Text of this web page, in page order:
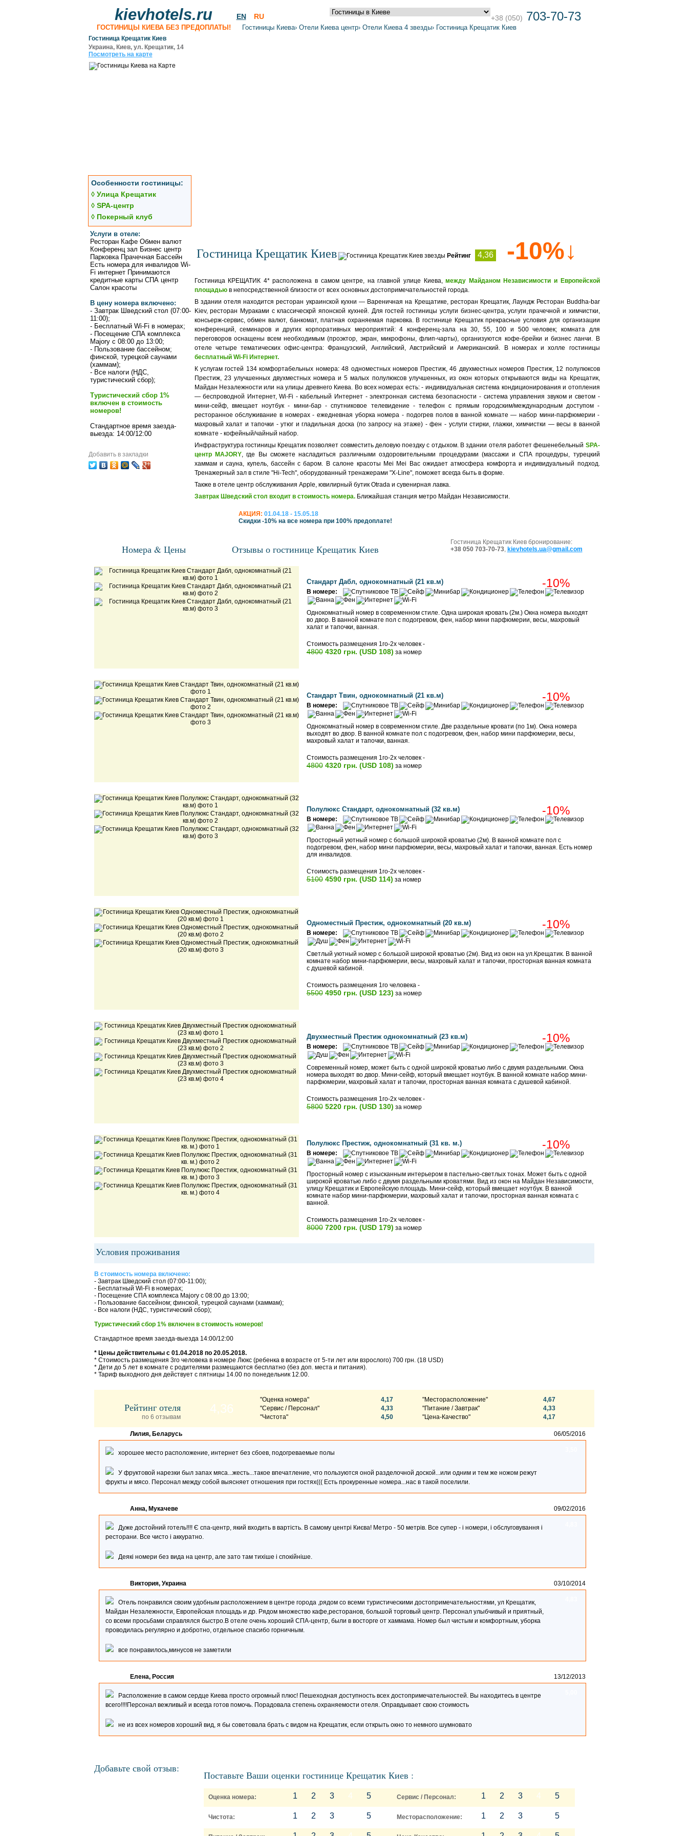
kievhotels.ru EN RU +38 (050) 703-70-73
ГОСТИНИЦЫ КИЕВА БЕЗ ПРЕДОПЛАТЫ! Гостиницы Киева› Отели Киева центр› Отели Киева 4 звезды› Гостиница Крещатик Киев
Гостиница Крещатик Киев
Украина, Киев, ул. Крещатик, 14
Посмотреть на карте
Особенности гостиницы:
◊ Улица Крещатик
◊ SPA-центр
◊ Покерный клуб
Услуги в отеле:
Ресторан Кафе Обмен валют
Конференц зал Бизнес центр
Парковка Прачечная Бассейн
Есть номера для инвалидов Wi-
Fi интернет Принимаются
кредитные карты СПА центр
Салон красоты
В цену номера включено:
- Завтрак Шведский стол (07:00-
11:00);
- Бесплатный Wi-Fi в номерах;
- Посещение СПА комплекса
Majory с 08:00 до 13:00;
- Пользование бассейном;
финской, турецкой саунами
(хаммам);
- Все налоги (НДС,
туристический сбор);
Туристический сбор 1%
включен в стоимость
номеров!
Стандартное время заезда-
выезда: 14:00/12:00
Добавить в закладки
Гостиница Крещатик Киев Рейтинг 4,36 -10%↓
Гостиница КРЕЩАТИК 4* расположена в самом центре, на главной улице Киева,между Майданом Независимости и Европейской
площадьюв непосредственной близости от всех основных достопримечательностей города.
В здании отеля находится ресторан украинской кухни — Вареничная на Крещатике, ресторан Крещатик, Лаундж Ресторан Buddha-bar
Kiev, ресторан Мураками с классическрй японской кухней. Для гостей гостиницы услуги бизнес-центра, услуги прачечной и химчистки,
консьерж-сервис, обмен валют, банкомат, платная охраняемая парковка. В гостинице Крещатик прекрасные условия для организации
конференций, семинаров и других корпоративных мероприятий: 4 конференц-зала на 30, 55, 100 и 500 человек; комната для
переговоров оснащены всем необходимым (проэктор, экран, микрофоны, флип-чарты), организуются кофе-брейки и бизнес ланчи. В
отеле четыре тематических офис-центра: Французский, Английский, Австрийский и Американский. В номерах и холле гостиницы
бесплатный Wi-Fi Интернет.
К услугам гостей 134 комфортабельных номера: 48 одноместных номеров Престиж, 46 двухместных номеров Престиж, 12 полулюксов
Престиж, 23 улучшенных двухместных номера и 5 малых полулюксов улучшенных, из окон которых открываются виды на Крещатик,
Майдан Незалежности или на улицы древнего Киева. Во всех номерах есть: - индивидуальная система кондиционирования и отопления
— беспроводной Интернет, Wi-Fi - кабельный Интернет - электронная система безопасности - система управления звуком и светом -
мини-сейф, вмещает ноутбук - мини-бар - спутниковое телевидение - телефон с прямым городским/международным доступом -
ресторанное обслуживание в номерах - ежедневная уборка номера - подогрев полов в ванной комнате — набор мини-парфюмерии -
махровый халат и тапочки - утюг и гладильная доска (по запросу на этаже) - фен - услуги стирки, глажки, химчистки — весы в ванной
комнате - кофейный/чайный набор.
Инфраструктура гостиницы Крещатик позволяет совместить деловую поездку с отдыхом. В здании отеля работет фешенебельный SPA-
центр MAJORY, где Вы сможете насладиться различными оздоровительными процедурами (массажи и СПА процедуры, турецкий
хаммам и сауна, купель, бассейн с баром. В салоне красоты Mei Mei Вас ожидает атмосфера комфорта и индивидуальный подход.
Тренажерный зал в стиле "Hi-Tech", оборудованный тренажерами "X-Line", поможет всегда быть в форме.
Также в отеле центр обслуживания Apple, ювилирный бутик Otrada и сувенирная лавка.
Завтрак Шведский стол входит в стоимость номера.Ближайшая станция метро Майдан Независимости.
АКЦИЯ: 01.04.18 - 15.05.18
Скидки -10% на все номера при 100% предоплате!
Номера & Цены Отзывы о гостинице Крещатик Киев
Гостиница Крещатик Киев бронирование:
+38 050 703-70-73, kievhotels.ua@gmail.com
Стандарт Дабл, однокомнатный (21 кв.м) -10%
В номере:
Однокомнатный номер в современном стиле. Одна широкая кровать (2м.) Окна номера выходят
во двор. В ванной комнате пол с подогревом, фен, набор мини парфюмерии, весы, махровый
халат и тапочки, ванная.
Стоимость размещения 1го-2х человек -
4800 4320 грн. (USD 108) за номер
Стандарт Твин, однокомнатный (21 кв.м) -10%
В номере:
Однокомнатный номер в современном стиле. Две раздельные кровати (по 1м). Окна номера
выходят во двор. В ванной комнате пол с подогревом, фен, набор мини парфюмерии, весы,
махровый халат и тапочки, ванная.
Стоимость размещения 1го-2х человек -
4800 4320 грн. (USD 108) за номер
Полулюкс Стандарт, однокомнатный (32 кв.м) -10%
В номере:
Просторный уютный номер с большой широкой кроватью (2м). В ванной комнате пол с
подогревом, фен, набор мини парфюмерии, весы, махровый халат и тапочки, ванная. Есть номер
для инвалидов.
Стоимость размещения 1го-2х человек -
5100 4590 грн. (USD 114) за номер
Одноместный Престиж, однокомнатный (20 кв.м) -10%
В номере:
Светлый уютный номер с большой широкой кроватью (2м). Вид из окон на ул.Крещатик. В ванной
комнате набор мини-парфюмерии, весы, махровый халат и тапочки, просторная ванная комната
с душевой кабиной.
Стоимость размещения 1го человека -
5500 4950 грн. (USD 123) за номер
Двухместный Престиж однокомнатный (23 кв.м) -10%
В номере:
Современный номер, может быть с одной широкой кроватью либо с двумя раздельными. Окна
номера выходят во двор. Mини-сейф, который вмещает ноутбук. В ванной комнате набор мини-
парфюмерии, махровый халат и тапочки, просторная ванная комната с душевой кабиной.
Стоимость размещения 1го-2х человек -
5800 5220 грн. (USD 130) за номер
Полулюкс Престиж, однокомнатный (31 кв. м.) -10%
В номере:
Просторный номер с изысканным интерьером в пастельно-светлых тонах. Может быть с одной
широкой кроватью либо с двумя раздельными кроватями. Вид из окон на Майдан Независимости,
улицу Крещатик и Европейскую площадь. Мини-сейф, который вмещает ноутбук. В ванной
комнате набор мини-парфюмерии, махровый халат и тапочки, просторная ванная комната с
ванной.
Стоимость размещения 1го-2х человек -
8000 7200 грн. (USD 179) за номер
Условия проживания
В стоимость номера включено:
- Завтрак Шведский стол (07:00-11:00);
- Бесплатный Wi-Fi в номерах;
- Посещение СПА комплекса Majory с 08:00 до 13:00;
- Пользование бассейном; финской, турецкой саунами (хаммам);
- Все налоги (НДС, туристический сбор);
Туристический сбор 1% включен в стоимость номеров!
Стандартное время заезда-выезда 14:00/12:00
* Цены действительны с 01.04.2018 по 20.05.2018.
* Стоимость размещения 3го человека в номере Люкс (ребенка в возрасте от 5-ти лет или взрослого) 700 грн. (18 USD)
* Дети до 5 лет в комнате с родителями размещаются бесплатно (без доп. места и питания).
* Тариф выходного дня действует с пятницы 14.00 по понедельник 12.00.
Рейтинг отеля
по 6 отзывам
4,36
"Оценка номера"
4,17
"Сервис / Персонал"
4,33
"Чистота"
4,50
"Месторасположение"
4,67
"Питание / Завтрак"
4,33
"Цена-Качество"
4,17
Лилия, Беларусь 06/05/2016
хорошее место расположение, интернет без сбоев, подогреваемые полы
У фруктовой нарезки был запах мяса...жесть...такое впечатление, что пользуются оной разделочной доской...или одним и тем же ножом режут
фрукты и мясо. Персонал между собой выясняет отношения при гостях((( Есть прокуренные номера...нас в такой поселили.
Анна, Мукачеве 09/02/2016
Дуже достойний готель!!!! Є спа-центр, який входить в вартість. В самому центрі Києва! Метро - 50 метрів. Все супер - і номери, і обслуговування і
ресторани. Все чисто і аккуратно.
Деякі номери без вида на центр, але зато там тихіше і спокійніше.
Виктория, Украина 03/10/2014
Отель понравился своим удобным расположением в центре города ,рядом со всеми туристическими достопримечательностями, ул Крещатик,
Майдан Незалежности, Европейская площадь и др. Рядом множество кафе,ресторанов, большой торговый центр. Персонал улыбчивый и приятный,
со всеми просьбами справлялся быстро.В отеле очень хороший СПА-центр, были в восторге от хаммама. Номер был чистым и комфортным, уборка
проводилась регулярно и добротно, отдельное спасибо горничным.
все понравилось,минусов не заметили
Елена, Россия 13/12/2013
Расположение в самом сердце Киева просто огромный плюс! Пешеходная доступность всех достопримечательностей. Вы находитесь в центре
всего!!!!Персонал вежливый и всегда готов помочь. Порадовала степень охраняемости отеля. Оправдывает свою стоимость
не из всех номеров хороший вид, я бы советовала брать с видом на Крещатик, если открыть окно то немного шумновато
Добавьте свой отзыв:
Поставьте Ваши оценки гостинице Крещатик Киев :
Оценка номера: 1 2 3 4 5 Сервис / Персонал: 1 2 3 4 5
Чистота: 1 2 3 5 Месторасположение: 1 2 3 5